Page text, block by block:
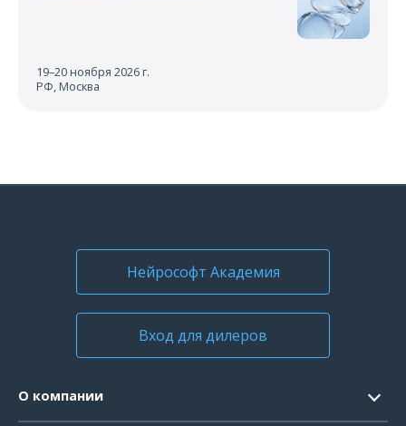
19–20 ноября 2026 г.
РФ, Москва
Нейрософт Академия
Вход для дилеров
О компании